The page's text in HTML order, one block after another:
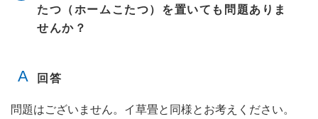
たつ（ホームこたつ）を置いても問題ありま
せんか？
問題はございません。イ草畳と同様とお考えください。